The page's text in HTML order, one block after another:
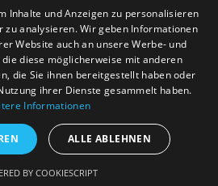
06. April ab 10 Uhr an der
in Zürich
der Sammlung von Patrick! Ich bringe
| (www.pinkytoes.com)
2014. All Rights Reserved.
Inhalte und Anzeigen zu personalisieren
zu analysieren. Wir geben Informationen
Website auch an unsere Werbe- und
diese möglicherweise mit anderen
die Sie ihnen bereitgestellt haben oder
ihrer Dienste gesammelt haben.
Informationen
ALLE ABLEHNEN
BY COOKIESCRIPT